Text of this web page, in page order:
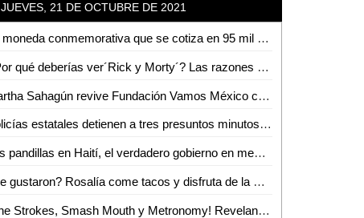
JUEVES, 21 DE OCTUBRE DE 2021
La moneda conmemorativa que se cotiza en 95 mil pesos en línea
¿Por qué deberías ver´Rick y Morty´? Las razones por las que a todos les gusta esta serie
Martha Sahagún revive Fundación Vamos México con Foro altruista
Policías estatales detienen a tres presuntos minutos después de haber robado en una televisora
Las pandillas en Haití, el verdadero gobierno en medio de la inseguridad: NYT
¿Le gustaron? Rosalía come tacos y disfruta de la música del mariachi en la CdMx
¡The Strokes, Smash Mouth y Metronomy! Revelan cartel del Corona Capital Guadalajara; te contamos todo lo que debes saber